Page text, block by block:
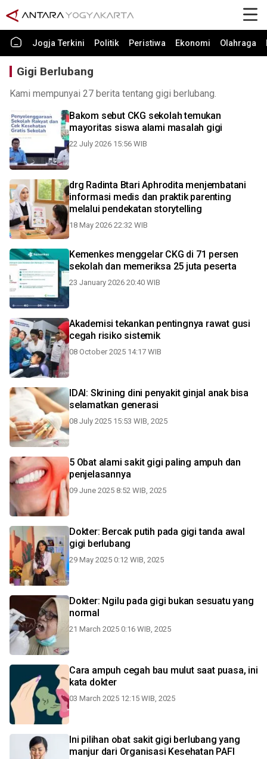
Jogja Terkini Politik Peristiwa Ekonomi Olahraga
Gigi Berlubang
Kami mempunyai 27 berita tentang gigi berlubang.
Bakom sebut CKG sekolah temukan
mayoritas siswa alami masalah gigi
22 July 2026 15:56 WIB
drg Radinta Btari Aphrodita menjembatani
informasi medis dan praktik parenting
melalui pendekatan storytelling
18 May 2026 22:32 WIB
Kemenkes menggelar CKG di 71 persen
sekolah dan memeriksa 25 juta peserta
23 January 2026 20:40 WIB
Akademisi tekankan pentingnya rawat gusi
cegah risiko sistemik
08 October 2025 14:17 WIB
IDAI: Skrining dini penyakit ginjal anak bisa
selamatkan generasi
08 July 2025 15:53 WIB, 2025
5 Obat alami sakit gigi paling ampuh dan
penjelasannya
09 June 2025 8:52 WIB, 2025
Dokter: Bercak putih pada gigi tanda awal
gigi berlubang
29 May 2025 0:12 WIB, 2025
Dokter: Ngilu pada gigi bukan sesuatu yang
normal
21 March 2025 0:16 WIB, 2025
Cara ampuh cegah bau mulut saat puasa, ini
kata dokter
03 March 2025 12:15 WIB, 2025
Ini pilihan obat sakit gigi berlubang yang
manjur dari Organisasi Kesehatan PAFI